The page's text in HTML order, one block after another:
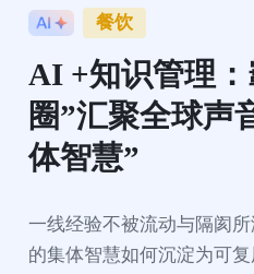
餐饮
AI +知识管理
圈”汇聚全球声
体智慧”
一线经验不被流动与隔阂
的集体智慧如何沉淀为可